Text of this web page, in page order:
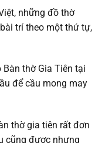
những đồ thờ
trí theo một thứ tự,
thờ Gia Tiên tại
để cầu mong may
thờ gia tiên rất đơn
cũng được nhưng